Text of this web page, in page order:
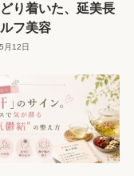
り着いた、延美長
フ美容
月12日